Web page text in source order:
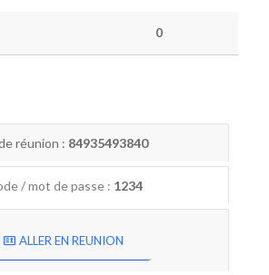
0
réunion : 84935493840
/ mot de passe : 1234
ALLER EN REUNION